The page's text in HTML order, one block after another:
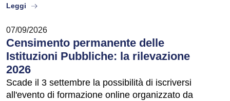
Leggi about
07/09/2026
Censimento permanente delle
Istituzioni Pubbliche: la rilevazione
2026
Scade il 3 settembre la possibilità di iscriversi
all'evento di formazione online organizzato da